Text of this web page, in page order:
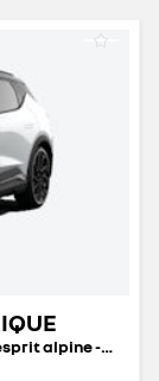
techno 220 ch grande autonomie - option esprit alpine - 25